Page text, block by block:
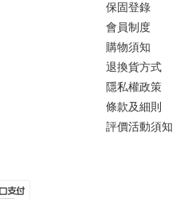
保固登錄
會員制度
購物須知
退換貨方式
隱私權政策
條款及細則
評價活動須知